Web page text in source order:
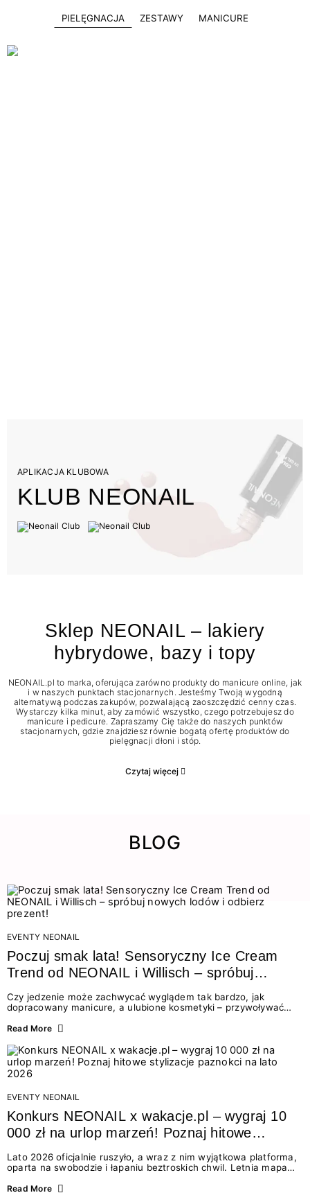
PIELĘGNACJA ZESTAWY MANICURE
APLIKACJA KLUBOWA
KLUB NEONAIL
Sklep NEONAIL – lakiery
hybrydowe, bazy i topy
NEONAIL.pl to marka, oferująca zarówno produkty do manicure online, jak
i w naszych punktach stacjonarnych. Jesteśmy Twoją wygodną
alternatywą podczas zakupów, pozwalającą zaoszczędzić cenny czas.
Wystarczy kilka minut, aby zamówić wszystko, czego potrzebujesz do
manicure i pedicure. Zapraszamy Cię także do naszych punktów
stacjonarnych, gdzie znajdziesz równie bogatą ofertę produktów do
pielęgnacji dłoni i stóp.
Czytaj więcej
BLOG
EVENTY NEONAIL
Poczuj smak lata! Sensoryczny Ice Cream
Trend od NEONAIL i Willisch – spróbuj
nowych lodów i odbierz prezent!
Czy jedzenie może zachwycać wyglądem tak bardzo, jak
dopracowany manicure, a ulubione kosmetyki – przywoływać
świata beauty i oszałamiających deserów to coś więcej niż
zmysłami: przez soczysty kolor, aksamitną teksturę,
orzeźwiający zapach i słodki akcent na podniebieniu. Tego lata
NEONAIL łączy siły z marką Willisch, tworząc unikalny projekt
na styku jedzenia i piękna....
Read More
EVENTY NEONAIL
Konkurs NEONAIL x wakacje.pl – wygraj 10
000 zł na urlop marzeń! Poznaj hitowe
Lato 2026 oficjalnie ruszyło, a wraz z nim wyjątkowa platforma,
oparta na swobodzie i łapaniu beztroskich chwil. Letnia mapa
doświadczenia wakacji – od spontanicznych wyjazdów, przez
Read More